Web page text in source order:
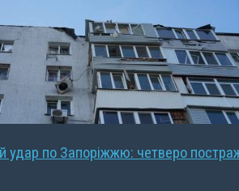
удар по Запоріжжю: четверо